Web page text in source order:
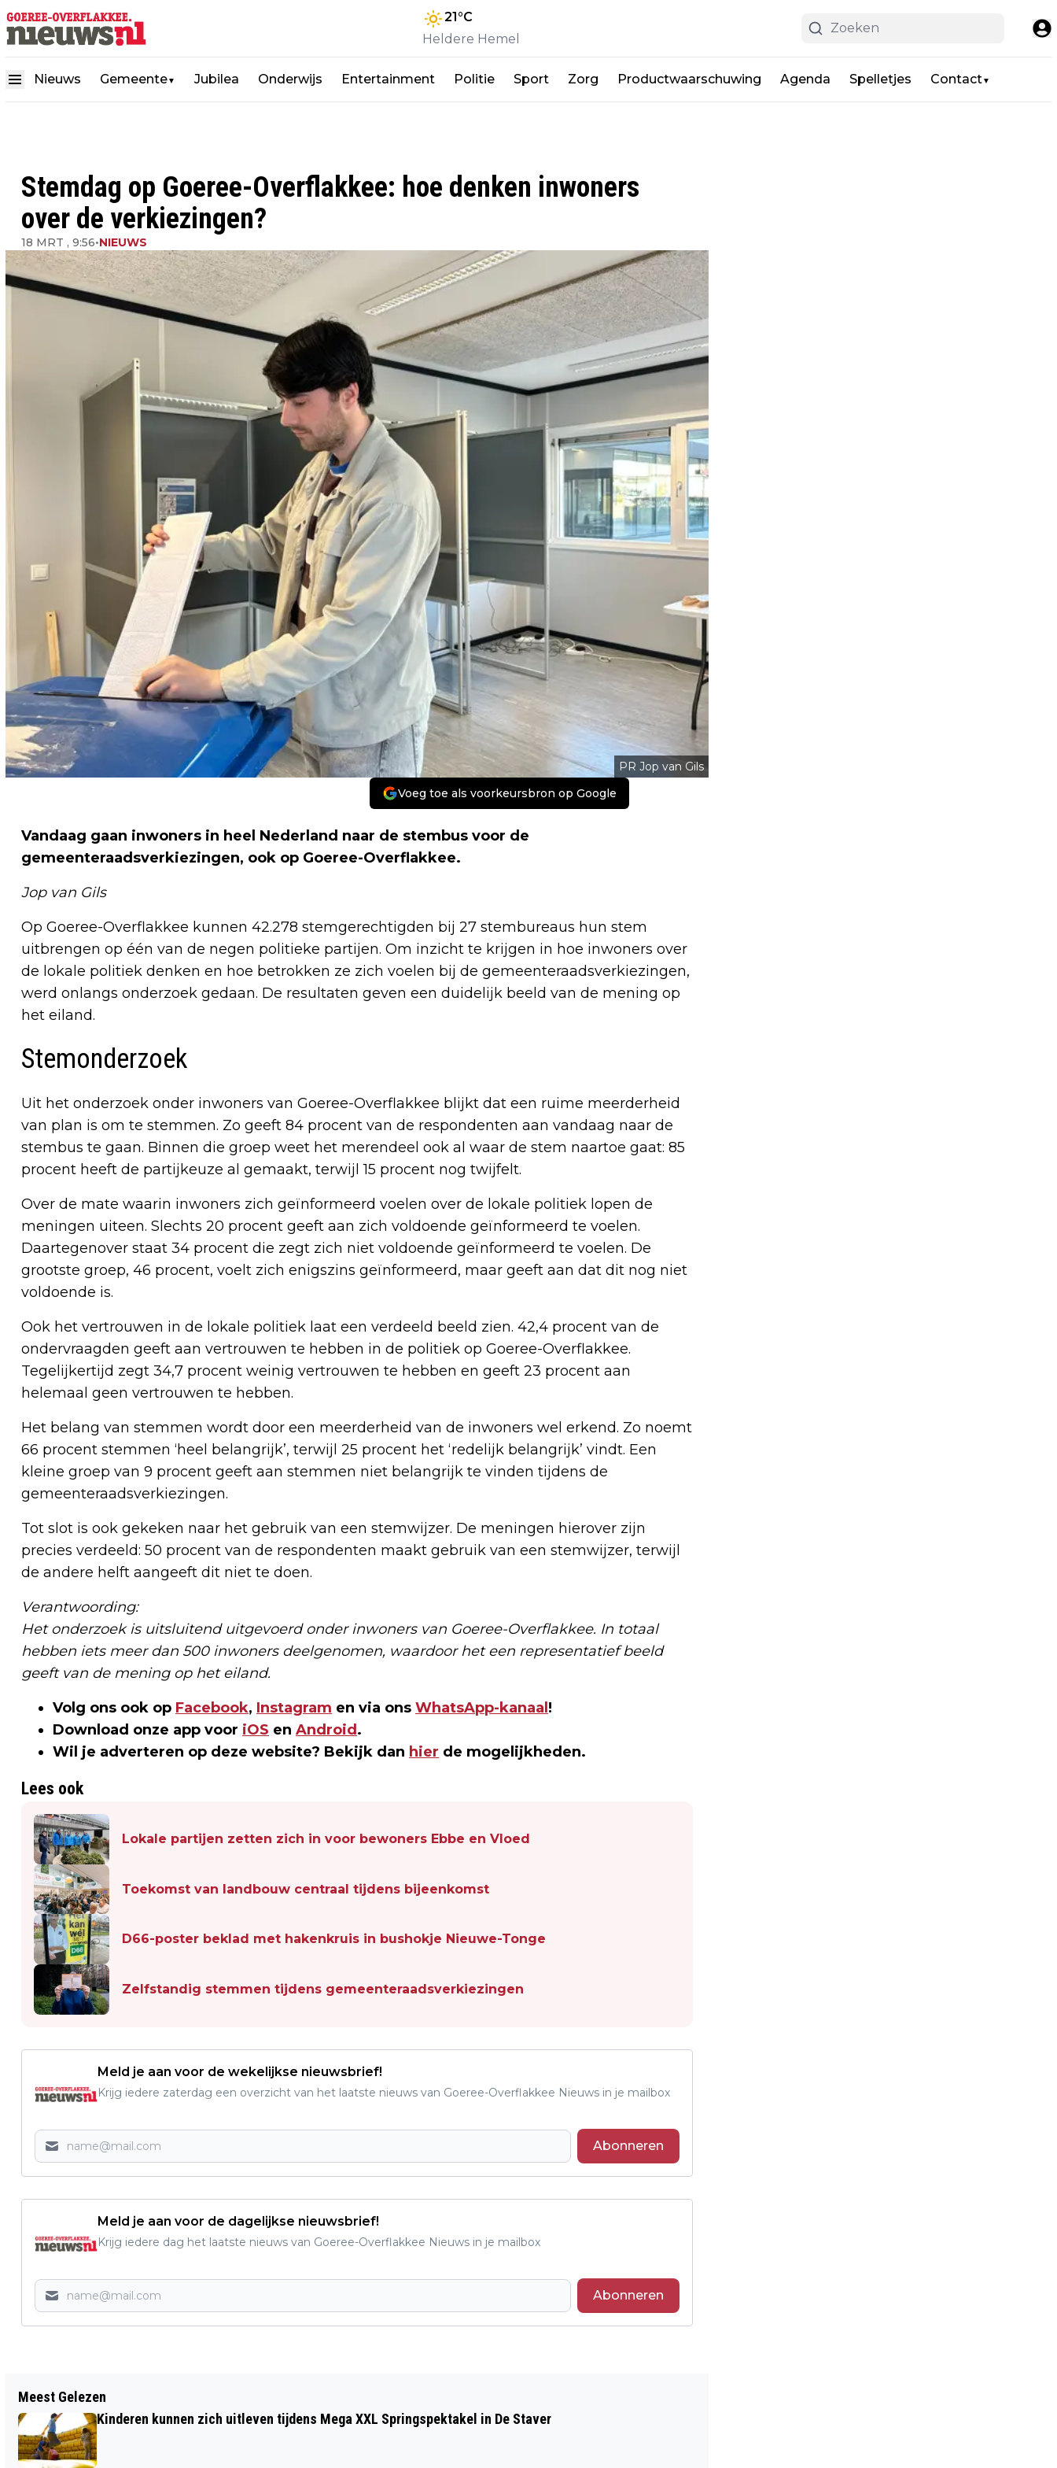
21°C
Heldere Hemel
Nieuws Gemeente▼ Jubilea Onderwijs Entertainment Politie Sport Zorg Productwaarschuwing Agenda Spelletjes Contact▼
Stemdag op Goeree-Overflakkee: hoe denken inwoners
over de verkiezingen?
18 MRT , 9:56•NIEUWS
PR Jop van Gils
Voeg toe als voorkeursbron op Google
Vandaag gaan inwoners in heel Nederland naar de stembus voor de
gemeenteraadsverkiezingen, ook op Goeree-Overflakkee.
Jop van Gils
Op Goeree-Overflakkee kunnen 42.278 stemgerechtigden bij 27 stembureaus hun stem
uitbrengen op één van de negen politieke partijen. Om inzicht te krijgen in hoe inwoners over
de lokale politiek denken en hoe betrokken ze zich voelen bij de gemeenteraadsverkiezingen,
werd onlangs onderzoek gedaan. De resultaten geven een duidelijk beeld van de mening op
het eiland.
Stemonderzoek
Uit het onderzoek onder inwoners van Goeree-Overflakkee blijkt dat een ruime meerderheid
van plan is om te stemmen. Zo geeft 84 procent van de respondenten aan vandaag naar de
stembus te gaan. Binnen die groep weet het merendeel ook al waar de stem naartoe gaat: 85
procent heeft de partijkeuze al gemaakt, terwijl 15 procent nog twijfelt.
Over de mate waarin inwoners zich geïnformeerd voelen over de lokale politiek lopen de
meningen uiteen. Slechts 20 procent geeft aan zich voldoende geïnformeerd te voelen.
Daartegenover staat 34 procent die zegt zich niet voldoende geïnformeerd te voelen. De
grootste groep, 46 procent, voelt zich enigszins geïnformeerd, maar geeft aan dat dit nog niet
voldoende is.
Ook het vertrouwen in de lokale politiek laat een verdeeld beeld zien. 42,4 procent van de
ondervraagden geeft aan vertrouwen te hebben in de politiek op Goeree-Overflakkee.
Tegelijkertijd zegt 34,7 procent weinig vertrouwen te hebben en geeft 23 procent aan
helemaal geen vertrouwen te hebben.
Het belang van stemmen wordt door een meerderheid van de inwoners wel erkend. Zo noemt
66 procent stemmen ‘heel belangrijk’, terwijl 25 procent het ‘redelijk belangrijk’ vindt. Een
kleine groep van 9 procent geeft aan stemmen niet belangrijk te vinden tijdens de
gemeenteraadsverkiezingen.
Tot slot is ook gekeken naar het gebruik van een stemwijzer. De meningen hierover zijn
precies verdeeld: 50 procent van de respondenten maakt gebruik van een stemwijzer, terwijl
de andere helft aangeeft dit niet te doen.
Verantwoording:
Het onderzoek is uitsluitend uitgevoerd onder inwoners van Goeree-Overflakkee. In totaal
hebben iets meer dan 500 inwoners deelgenomen, waardoor het een representatief beeld
geeft van de mening op het eiland.
Volg ons ook op Facebook, Instagram en via ons WhatsApp-kanaal !
Download onze app voor iOS en Android .
Wil je adverteren op deze website? Bekijk dan hier de mogelijkheden.
Lees ook
Lokale partijen zetten zich in voor bewoners Ebbe en Vloed
Toekomst van landbouw centraal tijdens bijeenkomst
D66-poster beklad met hakenkruis in bushokje Nieuwe-Tonge
Zelfstandig stemmen tijdens gemeenteraadsverkiezingen
Meld je aan voor de wekelijkse nieuwsbrief!
Krijg iedere zaterdag een overzicht van het laatste nieuws van Goeree-Overflakkee Nieuws in je mailbox
Abonneren
Meld je aan voor de dagelijkse nieuwsbrief!
Krijg iedere dag het laatste nieuws van Goeree-Overflakkee Nieuws in je mailbox
Abonneren
GOEDEMORGEN, HET IS VANDAAG
WOENSDAG 18 MAART
BEIJERLAND
Meest Gelezen
Kinderen kunnen zich uitleven tijdens Mega XXL Springspektakel in De Staver